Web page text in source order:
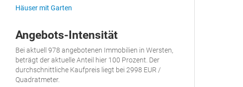
Häuser mit Garten
Angebots-Intensität
Bei aktuell 978 angebotenen Immobilien in Wersten,
beträgt der aktuelle Anteil hier 100 Prozent. Der
durchschnittliche Kaufpreis liegt bei 2998 EUR /
Quadratmeter.